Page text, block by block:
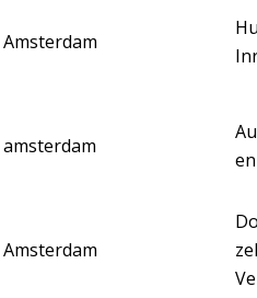
Amsterdam
amsterdam
Amsterdam